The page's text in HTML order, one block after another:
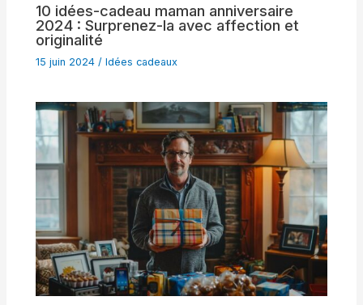
10 idées-cadeau maman anniversaire
2024 : Surprenez-la avec affection et
originalité
15 juin 2024 /Idées cadeaux